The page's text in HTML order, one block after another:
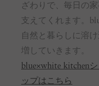
ざわりで、毎日の
支えてくれます。
自然と暮らしに溶
増していきます。
blue×white kitchen
ップはこちら